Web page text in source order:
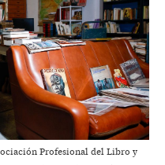
Profesional del Libro y